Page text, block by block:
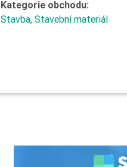
Kategorie obchodu:
Stavba, Stavební materiál